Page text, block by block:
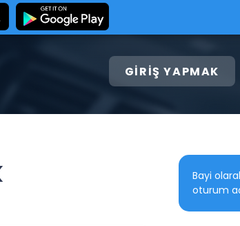
GIRIŞ YAPMAK
Bayi
oturum